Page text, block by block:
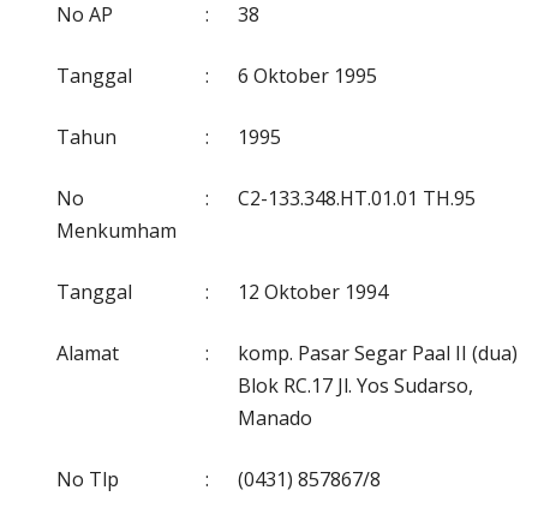
No AP : 38
Tanggal : 6 Oktober 1995
Tahun : 1995
No
Menkumham
: C2-133.348.HT.01.01 TH.95
Tanggal : 12 Oktober 1994
Alamat :
komp. Pasar Segar Paal II (dua)
Blok RC.17 Jl. Yos Sudarso,
Manado
No Tlp : (0431) 857867/8